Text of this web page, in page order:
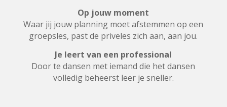
Op jouw moment
Waar jij jouw planning moet afstemmen op een
groepsles, past de priveles zich aan, aan jou.
Je leert van een professional
Door te dansen met iemand die het dansen
volledig beheerst leer je sneller.